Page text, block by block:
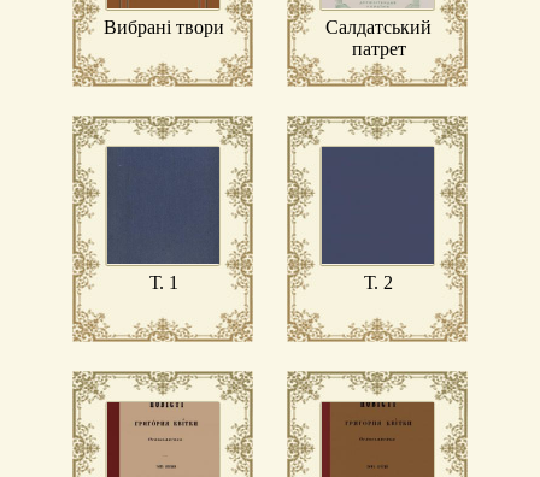
Вибрані твори
Салдатський
патрет
Т. 1 Т. 2